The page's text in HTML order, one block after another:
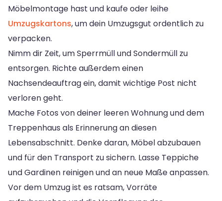
Möbelmontage hast und kaufe oder leihe
Umzugskartons, um dein Umzugsgut ordentlich zu
verpacken.
Nimm dir Zeit, um Sperrmüll und Sondermüll zu
entsorgen. Richte außerdem einen
Nachsendeauftrag ein, damit wichtige Post nicht
verloren geht.
Mache Fotos von deiner leeren Wohnung und dem
Treppenhaus als Erinnerung an diesen
Lebensabschnitt. Denke daran, Möbel abzubauen
und für den Transport zu sichern. Lasse Teppiche
und Gardinen reinigen und an neue Maße anpassen.
Vor dem Umzug ist es ratsam, Vorräte